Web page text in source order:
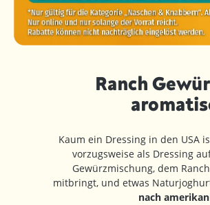
Ranch
Kaum ein Dressing in den USA
vorzugsweise als Dressing
Gewürzmischung, dem
mitbringt, und etwas
nach